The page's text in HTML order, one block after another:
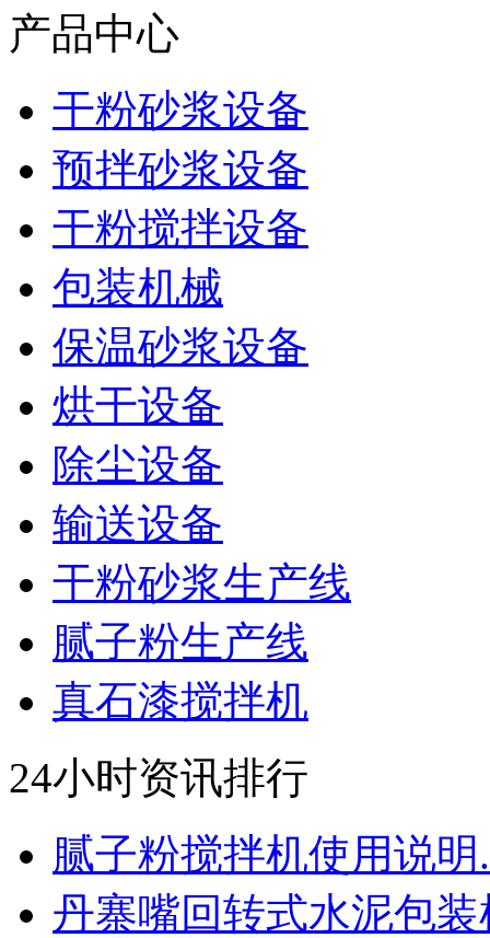
产品中心
干粉砂浆设备
预拌砂浆设备
干粉搅拌设备
包装机械
保温砂浆设备
烘干设备
除尘设备
输送设备
干粉砂浆生产线
腻子粉生产线
真石漆搅拌机
24小时资讯排行
腻子粉搅拌机使用说明
丹寨嘴回转式水泥包装